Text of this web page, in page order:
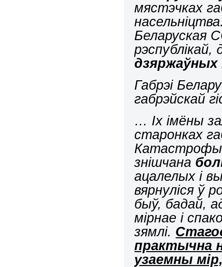
мястэчках
Беларуская
рэспублікай,
дзяржаўных
Габрэі
габрэйскай
… Іх імёны
старонках
Катастрофы
знішчана
ацалелых і
вярнуліся ў
быў, бадай,
мірнае і
зямлі.
практычна
узаемны